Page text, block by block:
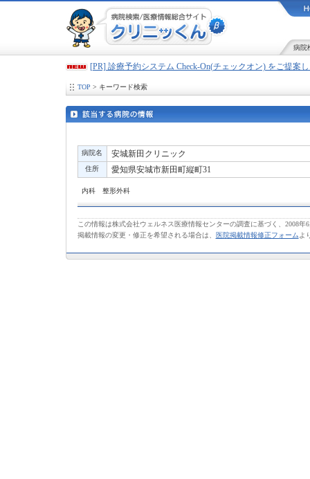
病院
[PR] 診療予約システム Check-On(チェックオン) をご提案
TOP > キーワード検索
病院名 安城新田クリニック
住所 愛知県安城市新田町縦町31
内科 整形外科
この情報は株式会社ウェルネス医療情報センターの調査に基づく、2008年
掲載情報の変更・修正を希望される場合は、
医院掲載情報修正フォーム よ